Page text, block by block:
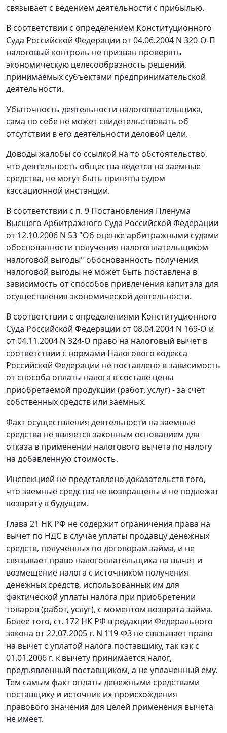
связывает с ведением деятельности с прибылью.
В соответствии с определением Конституционного
Суда Российской Федерации от 04.06.2004 N 320-О-П
налоговый контроль не призван проверять
экономическую целесообразность решений,
принимаемых субъектами предпринимательской
деятельности.
Убыточность деятельности налогоплательщика,
сама по себе не может свидетельствовать об
отсутствии в его деятельности деловой цели.
Доводы жалобы со ссылкой на то обстоятельство,
что деятельность общества ведется на заемные
средства, не могут быть приняты судом
кассационной инстанции.
В соответствии с п. 9 Постановления Пленума
Высшего Арбитражного Суда Российской Федерации
от 12.10.2006 N 53 "Об оценке арбитражными судами
обоснованности получения налогоплательщиком
налоговой выгоды" обоснованность получения
налоговой выгоды не может быть поставлена в
зависимость от способов привлечения капитала для
осуществления экономической деятельности.
В соответствии с определениями Конституционного
Суда Российской Федерации от 08.04.2004 N 169-О и
от 04.11.2004 N 324-О право на налоговый вычет в
соответствии с нормами Налогового кодекса
Российской Федерации не поставлено в зависимость
от способа оплаты налога в составе цены
приобретаемой продукции (работ, услуг) - за счет
собственных средств или заемных.
Факт осуществления деятельности на заемные
средства не является законным основанием для
отказа в применении налогового вычета по налогу
на добавленную стоимость.
Инспекцией не представлено доказательств того,
что заемные средства не возвращены и не подлежат
возврату в будущем.
Глава 21 НК РФ не содержит ограничения права на
вычет по НДС в случае уплаты продавцу денежных
средств, полученных по договорам займа, и не
связывает право налогоплательщика на вычет и
возмещение налога с источником получения
денежных средств, использованных им для
фактической уплаты налога при приобретении
товаров (работ, услуг), с моментом возврата займа.
Более того, ст. 172 НК РФ в редакции Федерального
закона от 22.07.2005 г. N 119-ФЗ не связывает право
на вычет с уплатой налога поставщику, так как с
01.01.2006 г. к вычету принимается налог,
предъявленный поставщиком, а не уплаченный ему.
Тем самым факт оплаты денежными средствами
поставщику и источник их происхождения
правового значения для целей применения вычета
не имеет.